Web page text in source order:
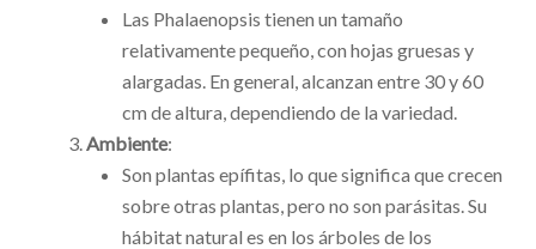
Las Phalaenopsis tienen un tamaño
relativamente pequeño, con hojas gruesas y
alargadas. En general, alcanzan entre 30 y 60
cm de altura, dependiendo de la variedad.
Ambiente:
Son plantas epífitas, lo que significa que crecen
sobre otras plantas, pero no son parásitas. Su
hábitat natural es en los árboles de los